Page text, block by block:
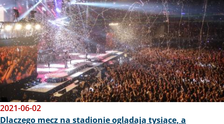
2021-06-02
Dlaczego mecz na stadionie oglądają tysiące, a